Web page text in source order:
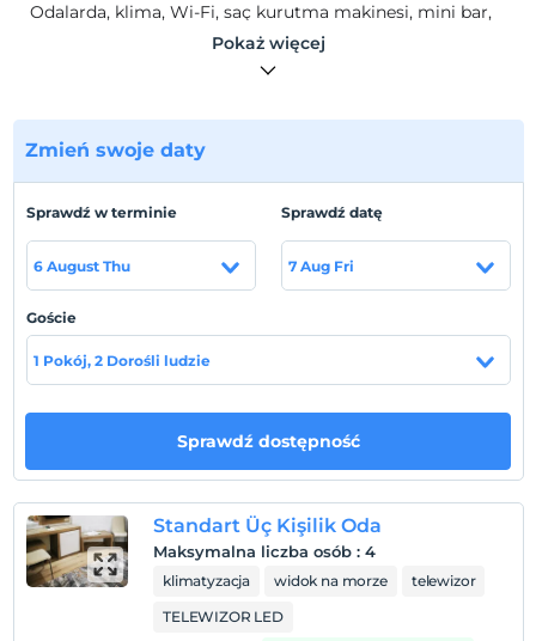
Odalarda, klima, Wi-Fi, saç kurutma makinesi, mini bar,
ücretsiz banyo malzemeleri bulunmaktadır.
Kemer Merkez'de konumlanmaktadır.
Plaża
Plaja 600 m mesafededir. Tesisin kendi özel plajı
bulunmaktadır.
Po 14:00
Wymeldować się
Przed 12:00
Zwierzęta
Pokaż więcej
Zmień swoje daty
Sprawdź w terminie
6 August Thu
Sprawdź datę
7 Aug Fri
Goście
1 Pokój, 2 Dorośli ludzie
Sprawdź dostępność
Standart Üç Kişilik Oda
Maksymalna liczba osób : 4
klimatyzacja widok na morze
telewizor
TELEWIZOR LED